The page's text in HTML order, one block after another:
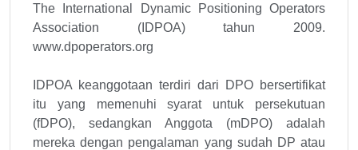
The International Dynamic Positioning Operators
Association (IDPOA) tahun 2009.
www.dpoperators.org
IDPOA keanggotaan terdiri dari DPO bersertifikat
itu yang memenuhi syarat untuk persekutuan
(fDPO), sedangkan Anggota (mDPO) adalah
mereka dengan pengalaman yang sudah DP atau